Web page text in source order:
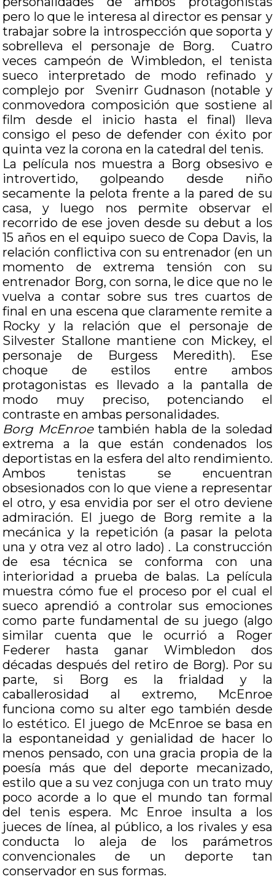
pero lo que le interesa al director es pensar y
trabajar sobre la introspección que soporta y
sobrelleva el personaje de Borg. Cuatro
veces campeón de Wimbledon, el tenista
sueco interpretado de modo refinado y
complejo por Svenirr Gudnason (notable y
conmovedora composición que sostiene al
film desde el inicio hasta el final) lleva
consigo el peso de defender con éxito por
quinta vez la corona en la catedral del tenis.
La película nos muestra a Borg obsesivo e
introvertido, golpeando desde niño
secamente la pelota frente a la pared de su
casa, y luego nos permite observar el
recorrido de ese joven desde su debut a los
15 años en el equipo sueco de Copa Davis, la
relación conflictiva con su entrenador (en un
momento de extrema tensión con su
entrenador Borg, con sorna, le dice que no le
vuelva a contar sobre sus tres cuartos de
final en una escena que claramente remite a
Rocky y la relación que el personaje de
Silvester Stallone mantiene con Mickey, el
personaje de Burgess Meredith). Ese
choque de estilos entre ambos
protagonistas es llevado a la pantalla de
modo muy preciso, potenciando el
contraste en ambas personalidades.
Borg McEnroetambién habla de la soledad
extrema a la que están condenados los
deportistas en la esfera del alto rendimiento.
Ambos tenistas se encuentran
obsesionados con lo que viene a representar
el otro, y esa envidia por ser el otro deviene
admiración. El juego de Borg remite a la
mecánica y la repetición (a pasar la pelota
una y otra vez al otro lado) . La construcción
de esa técnica se conforma con una
interioridad a prueba de balas. La película
muestra cómo fue el proceso por el cual el
sueco aprendió a controlar sus emociones
como parte fundamental de su juego (algo
similar cuenta que le ocurrió a Roger
Federer hasta ganar Wimbledon dos
décadas después del retiro de Borg). Por su
parte, si Borg es la frialdad y la
caballerosidad al extremo, McEnroe
funciona como su alter ego también desde
lo estético. El juego de McEnroe se basa en
la espontaneidad y genialidad de hacer lo
menos pensado, con una gracia propia de la
poesía más que del deporte mecanizado,
estilo que a su vez conjuga con un trato muy
poco acorde a lo que el mundo tan formal
del tenis espera. Mc Enroe insulta a los
jueces de línea, al público, a los rivales y esa
conducta lo aleja de los parámetros
convencionales de un deporte tan
conservador en sus formas.